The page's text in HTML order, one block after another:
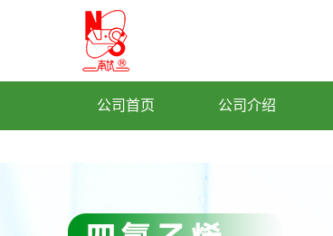
公司首页 公司介绍